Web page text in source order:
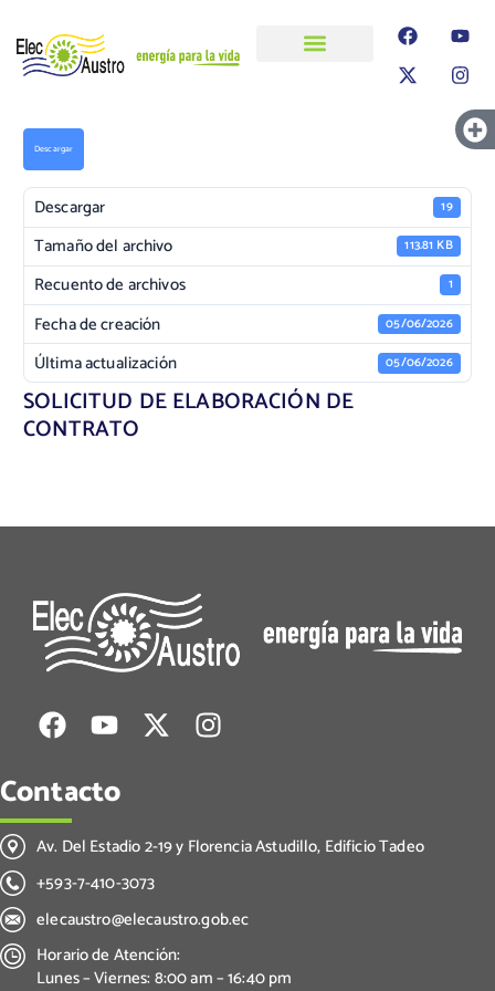
Descargar
Descargar 19
Tamaño del archivo 113.81 KB
Recuento de archivos 1
Fecha de creación 05/06/2026
Última actualización 05/06/2026
SOLICITUD DE ELABORACIÓN DE
CONTRATO
Contacto
Av. Del Estadio 2-19 y Florencia Astudillo, Edificio Tadeo
+593-7-410-3073
elecaustro@elecaustro.gob.ec
Horario de Atención:
Lunes – Viernes: 8:00 am – 16:40 pm